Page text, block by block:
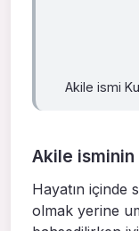
Akile ismi
Akile isminin
Hayatın içinde
olmak yerine